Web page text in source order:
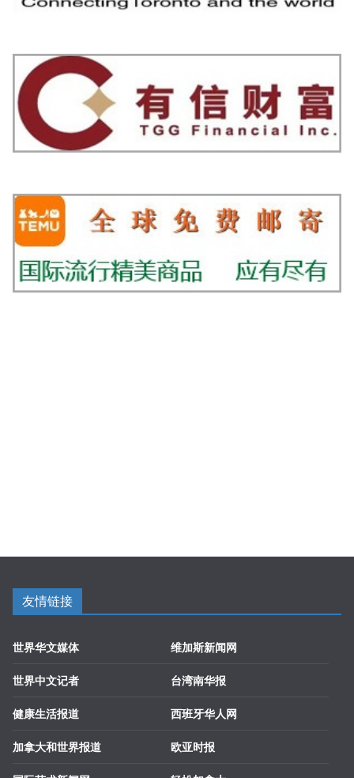
友情链接
世界华文媒体
世界中文记者
健康生活报道
加拿大和世界报道
维加斯新闻网
台湾南华报
西班牙华人网
欧亚时报